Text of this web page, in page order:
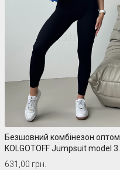
Безшовний комбінезон оптом
KOLGOTOFF Jumpsuit model 3
light
631,00 грн.